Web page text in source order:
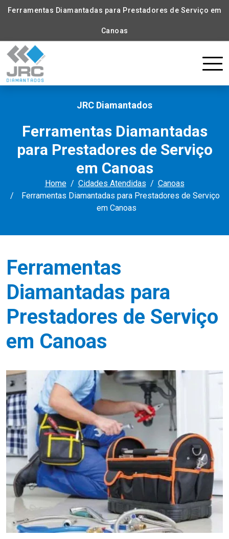
Ferramentas Diamantadas para Prestadores de Serviço em
Canoas
JRC Diamantados
Ferramentas Diamantadas
para Prestadores de Serviço
em Canoas
Home Cidades Atendidas
Canoas
Ferramentas Diamantadas para Prestadores de Serviço
em Canoas
Ferramentas
Diamantadas para
Prestadores de Serviço
em Canoas